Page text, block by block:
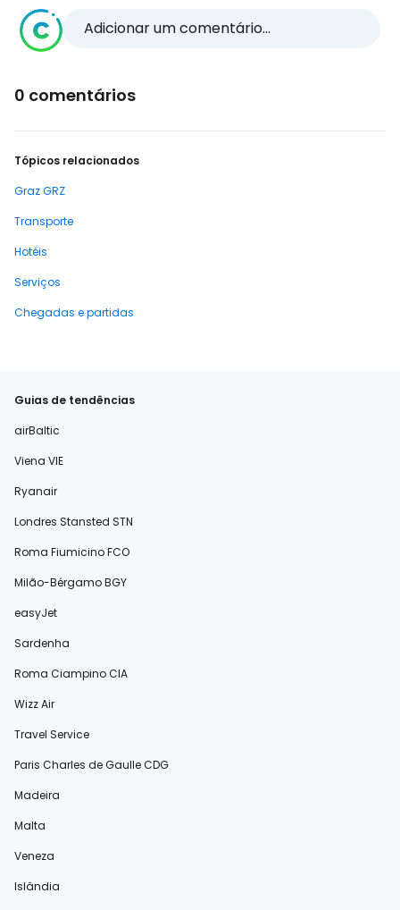
Adicionar um comentário...
0 comentários
Tópicos relacionados
Graz GRZ
Transporte
Hotéis
Serviços
Chegadas e partidas
Guias de tendências
airBaltic
Viena VIE
Ryanair
Londres Stansted STN
Roma Fiumicino FCO
Milão-Bérgamo BGY
easyJet
Sardenha
Roma Ciampino CIA
Wizz Air
Travel Service
Paris Charles de Gaulle CDG
Madeira
Malta
Veneza
Islândia